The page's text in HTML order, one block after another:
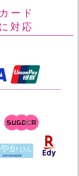
ード
対応